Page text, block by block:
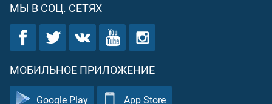
МЫ В СОЦ. СЕТЯХ
МОБИЛЬНОЕ ПРИЛОЖЕНИЕ
Google Play App Store